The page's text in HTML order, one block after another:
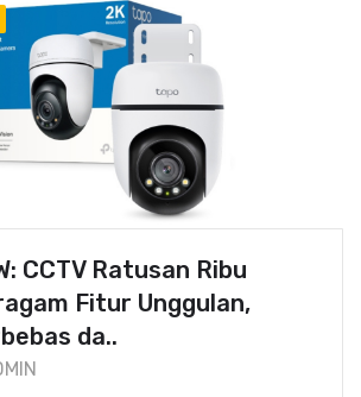
CCTV Ratusan Ribu
Fitur Unggulan,
da..